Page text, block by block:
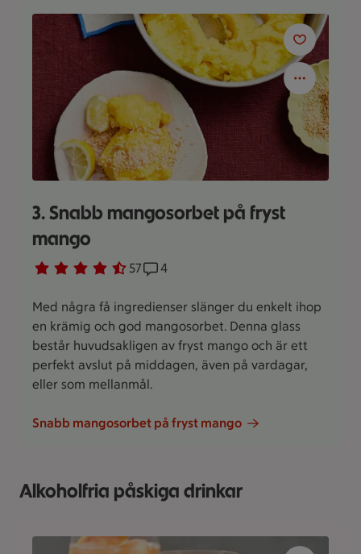
3. Snabb mangosorbet på fryst
mango
Betyg 4.5 av 5. 57
57 personer har röstatReceptet har 4 kommentarer
4
Med några få ingredienser slänger du enkelt ihop
en krämig och god mangosorbet. Denna glass
består huvudsakligen av fryst mango och är ett
perfekt avslut på middagen, även på vardagar,
eller som mellanmål.
Snabb mangosorbet på fryst mango
Alkoholfria påskiga drinkar